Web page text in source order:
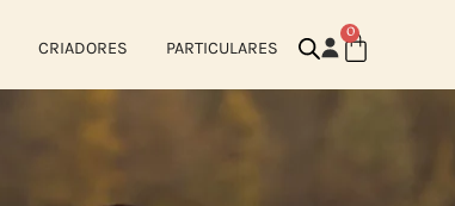
CRIADORES PARTICULARES
0